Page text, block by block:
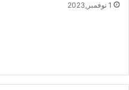
1 نوفمبر,2023